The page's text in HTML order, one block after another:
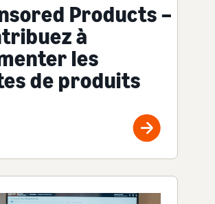
Products –
à
les
de produits